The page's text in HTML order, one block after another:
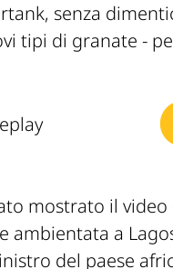
senza
tipi di granate -
mostrato il
ambientata a
del paese